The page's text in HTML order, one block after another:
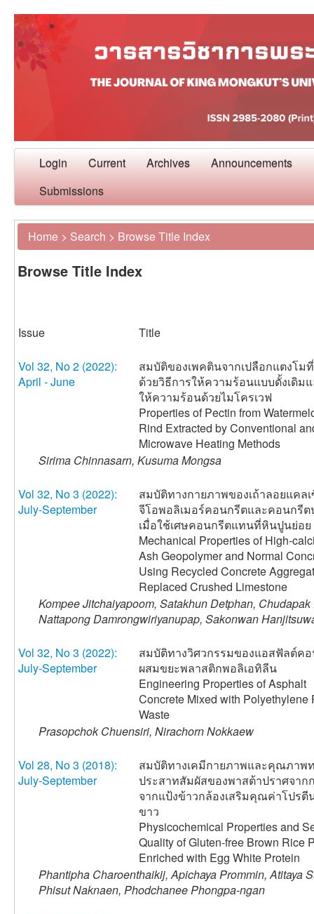
Login Current Archives Announcements
Submissions
Home > Search > Browse Title Index
Browse Title Index
Issue Title
Vol 32, No 2 (2022):
April - June
สมบัติของเพคตินจากเปลือกแตงโม
ด้วยวิธีการให้ความร้อนแบบดั้งเดิม
ให้ความร้อนด้วยไมโครเวฟ
Properties of Pectin from
Rind Extracted by Conventional
Microwave Heating Methods
Sirima Chinnasarn, Kusuma Mongsa
Vol 32, No 3 (2022):
July-September
สมบัติทางกายภาพของเถ้าลอยแคล
จีโอพอลิเมอร์คอนกรีตและคอนกรีต
เมื่อใช้เศษคอนกรีตแทนที่หินปูนย่อย
Mechanical Properties of High-
Ash Geopolymer and Normal
Using Recycled Concrete
Replaced Crushed Limestone
Kompee Jitchaiyapoom, Satakhun Detphan,
Nattapong Damrongwiriyanupap, Sakonwan
Vol 32, No 3 (2022):
July-September
สมบัติทางวิศวกรรมของแอสฟัลต์ค
ผสมขยะพลาสติกพอลิเอทิลีน
Engineering Properties of Asphalt
Concrete Mixed with Polyethylene
Waste
Prasopchok Chuensiri, Nirachorn Nokkaew
Vol 28, No 3 (2018):
July-September
สมบัติทางเคมีกายภาพและคุณภาพ
ประสาทสัมผัสของพาสต้าปราศจาก
จากแป้งข้าวกล้องเสริมคุณค่าโปรตี
ขาว
Physicochemical Properties and
Quality of Gluten-free Brown Rice
Enriched with Egg White Protein
Phantipha Charoenthaikij, Apichaya Prommin, Atitaya
Phisut Naknaen, Phodchanee Phongpa-ngan